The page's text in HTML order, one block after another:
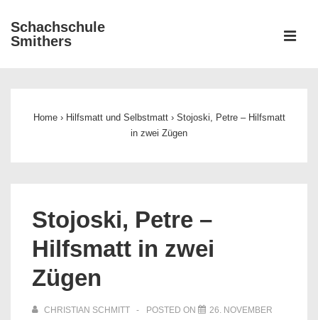
Zum
Inhalt
Schachschule
Smithers
Home › Hilfsmatt und Selbstmatt › Stojoski, Petre – Hilfsmatt
in zwei Zügen
Stojoski, Petre –
Hilfsmatt in zwei
Zügen
CHRISTIAN SCHMITT POSTED ON
26. NOVEMBER